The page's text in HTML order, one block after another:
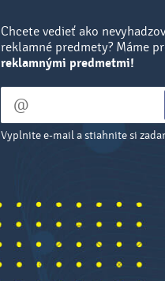
Chcete vedieť ako
reklamné predmety? Máme
reklamnými predmetmi!
Vyplnite e-mail a stiahnite si